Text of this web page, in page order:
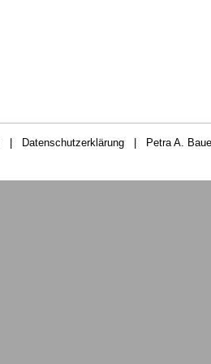
| Datenschutzerklärung | Petra A.